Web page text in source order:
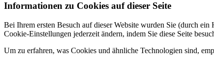
Informationen zu Cookies auf dieser Seite
Bei Ihrem ersten Besuch auf dieser Website wurden Sie (durch
Cookie-Einstellungen jederzeit ändern, indem Sie diese Seite
Um zu erfahren, was Cookies und ähnliche Technologien sind,